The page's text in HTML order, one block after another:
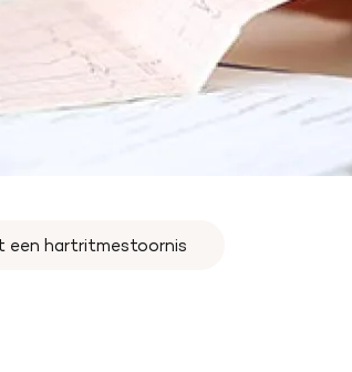
een hartritmestoornis